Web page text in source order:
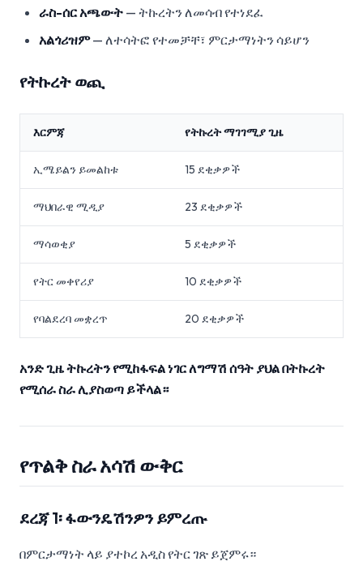
ራስ-ሰር አጫውት — ትኩረትን ለመሳብ የተነደፈ
አልጎሪዝም— ለተሳትፎ የተመቻቸ፣ ምርታማነትን ሳይሆን
የትኩረት ወጪ
እርምጃ የትኩረት ማገገሚያ ጊዜ
ኢሜይልን ይመልከቱ 15 ደቂቃዎች
ማህበራዊ ሚዲያ 23 ደቂቃዎች
ማሳወቂያ 5 ደቂቃዎች
የትር መቀየሪያ 10 ደቂቃዎች
የባልደረባ መቋረጥ 20 ደቂቃዎች
አንድ ጊዜ ትኩረትን የሚከፋፍል ነገር ለግማሽ ሰዓት ያህል በትኩረት
የሚሰራ ስራ ሊያስወጣ ይችላል።
የጥልቅ ስራ አሳሽ ውቅር
ደረጃ 1፡ ፋውንዴሽንዎን ይምረጡ
በምርታማነት ላይ ያተኮረ አዲስ የትር ገጽ ይጀምሩ።